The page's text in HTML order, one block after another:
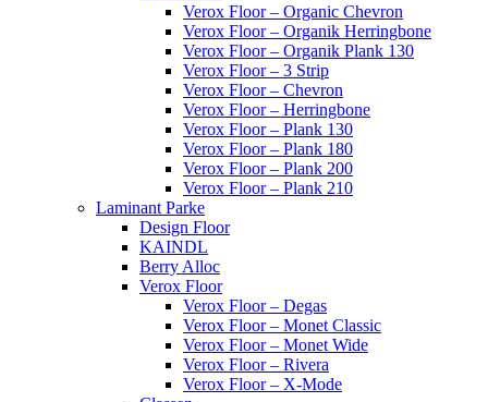
Verox Floor – Organic Chevron
Verox Floor – Organik Herringbone
Verox Floor – Organik Plank 130
Verox Floor – 3 Strip
Verox Floor – Chevron
Verox Floor – Herringbone
Verox Floor – Plank 130
Verox Floor – Plank 180
Verox Floor – Plank 200
Verox Floor – Plank 210
Laminant Parke
Design Floor
KAINDL
Berry Alloc
Verox Floor
Verox Floor – Degas
Verox Floor – Monet Classic
Verox Floor – Monet Wide
Verox Floor – Rivera
Verox Floor – X-Mode